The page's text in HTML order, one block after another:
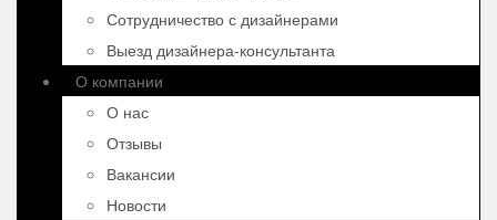
Сотрудничество с дизайнерами
Выезд дизайнера-консультанта
О компании
О нас
Отзывы
Вакансии
Новости